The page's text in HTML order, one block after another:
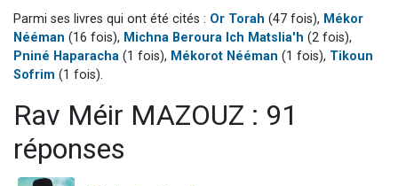
Il reste 49 places pour étudier en groupe sur Zoom
3 personnes viennent de nous rejoindre sur WhatsApp
Parmi ses livres qui ont été cités : Or Torah (47 fois), Mékor
Nééman (16 fois), Michna Beroura Ich Matslia'h (2 fois),
Pniné Haparacha (1 fois), Mékorot Nééman (1 fois), Tikoun
Sofrim (1 fois).
Rav Méir MAZOUZ : 91
réponses